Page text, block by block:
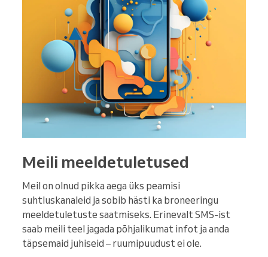
Meili meeldetuletused
Meil on olnud pikka aega üks peamisi
suhtluskanaleid ja sobib hästi ka broneeringu
meeldetuletuste saatmiseks. Erinevalt SMS-ist
saab meili teel jagada põhjalikumat infot ja anda
täpsemaid juhiseid – ruumipuudust ei ole.